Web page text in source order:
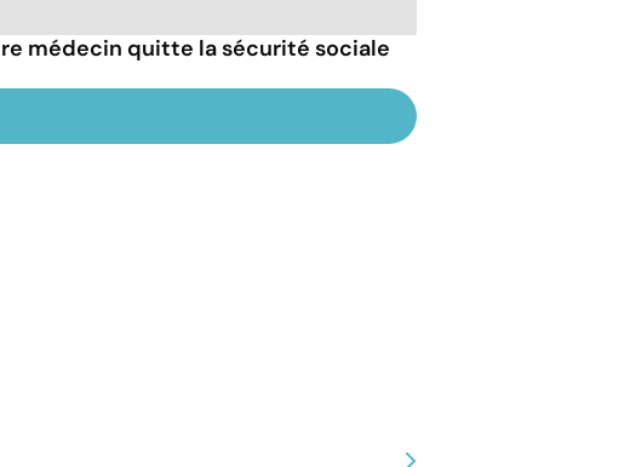
médecin quitte la sécurité sociale